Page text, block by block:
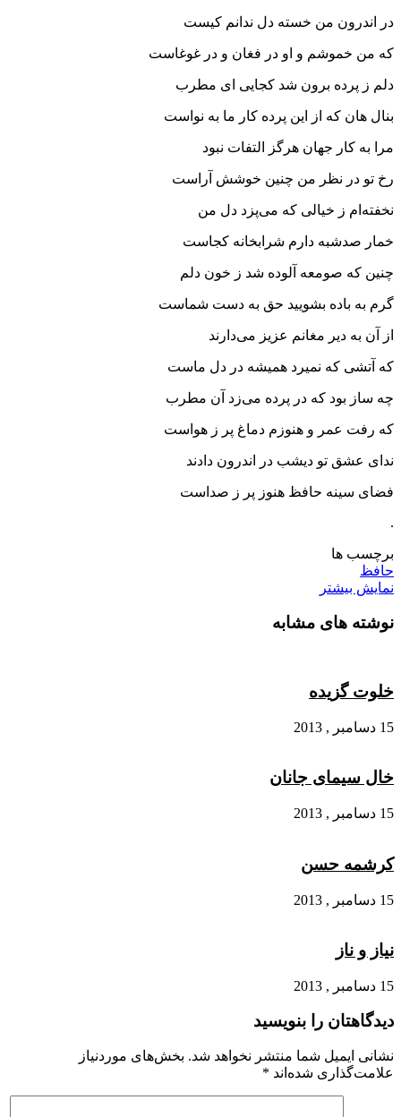
در اندرون من خسته دل ندانم کیست
که من خموشم و او در فغان و در غوغاست
دلم ز پرده برون شد کجایی ای مطرب
بنال هان که از این پرده کار ما به نواست
مرا به کار جهان هرگز التفات نبود
رخ تو در نظر من چنین خوشش آراست
نخفته‌ام ز خیالی که می‌پزد دل من
خمار صدشبه دارم شرابخانه کجاست
چنین که صومعه آلوده شد ز خون دلم
گرم به باده بشویید حق به دست شماست
از آن به دیر مغانم عزیز می‌دارند
که آتشی که نمیرد همیشه در دل ماست
چه ساز بود که در پرده می‌زد آن مطرب
که رفت عمر و هنوزم دماغ پر ز هواست
ندای عشق تو دیشب در اندرون دادند
فضای سینه حافظ هنوز پر ز صداست
.
برچسب ها
حافظ
نمایش بیشتر
نوشته های مشابه
خلوت گزیده
15 دسامبر , 2013
خال سیمای جانان
15 دسامبر , 2013
کرشمه حسن
15 دسامبر , 2013
نیاز و ناز
15 دسامبر , 2013
دیدگاهتان را بنویسید
نشانی ایمیل شما منتشر نخواهد شد. بخش‌های موردنیاز
علامت‌گذاری شده‌اند *